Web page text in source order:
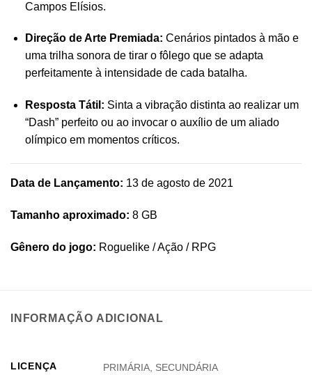
Campos Elísios.
Direção de Arte Premiada: Cenários pintados à mão e
uma trilha sonora de tirar o fôlego que se adapta
perfeitamente à intensidade de cada batalha.
Resposta Tátil: Sinta a vibração distinta ao realizar um
“Dash” perfeito ou ao invocar o auxílio de um aliado
olímpico em momentos críticos.
Data de Lançamento: 13 de agosto de 2021
Tamanho aproximado: 8 GB
Gênero do jogo: Roguelike / Ação / RPG
INFORMAÇÃO ADICIONAL
LICENÇA PRIMÁRIA, SECUNDÁRIA